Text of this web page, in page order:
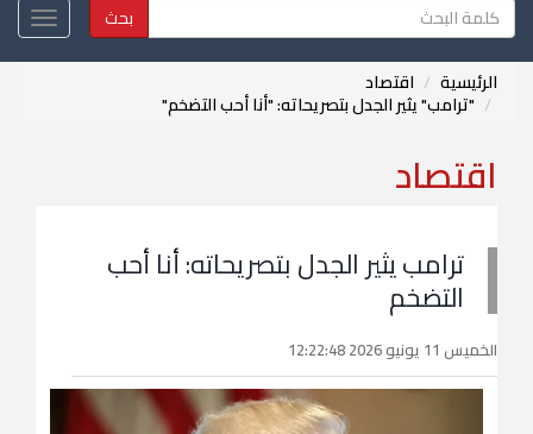
بحث
الرئيسية اقتصاد
"ترامب" يثير الجدل بتصريحاته: "أنا أحب التضخم"
اقتصاد
ترامب يثير الجدل بتصريحاته: أنا أحب
التضخم
الخميس 11 يونيو 2026 12:22:48